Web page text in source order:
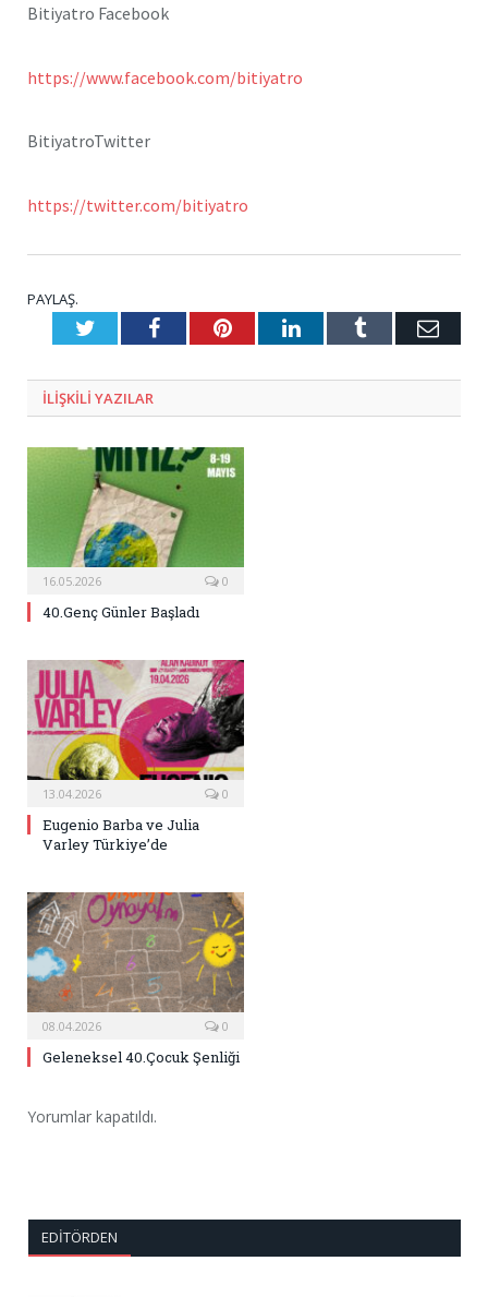
Bitiyatro Facebook
https://www.facebook.com/bitiyatro
BitiyatroTwitter
https://twitter.com/bitiyatro
PAYLAŞ.
TwitterFacebookPinterestLinkedInTumblr E-
ILIŞKILI YAZILAR
16.05.2026 0
40.Genç Günler Başladı
13.04.2026 0
Eugenio Barba ve Julia
Varley Türkiye’de
08.04.2026 0
Geleneksel 40.Çocuk Şenliği
Yorumlar kapatıldı.
EDITÖRDEN